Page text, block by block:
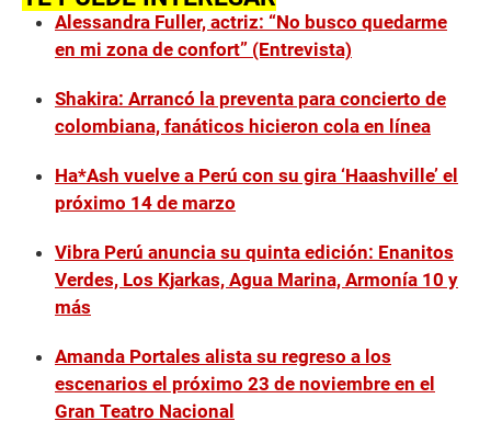
Alessandra Fuller, actriz: “No busco quedarme
en mi zona de confort” (Entrevista)
Shakira: Arrancó la preventa para concierto de
colombiana, fanáticos hicieron cola en línea
Ha*Ash vuelve a Perú con su gira ‘Haashville’ el
próximo 14 de marzo
Vibra Perú anuncia su quinta edición: Enanitos
Verdes, Los Kjarkas, Agua Marina, Armonía 10 y
más
Amanda Portales alista su regreso a los
escenarios el próximo 23 de noviembre en el
Gran Teatro Nacional